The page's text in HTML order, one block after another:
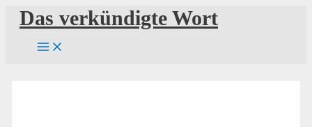
Zum
Inhalt
springen
Das verkündigte Wort